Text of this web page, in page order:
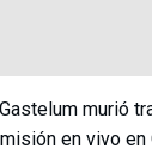
murió
en vivo en